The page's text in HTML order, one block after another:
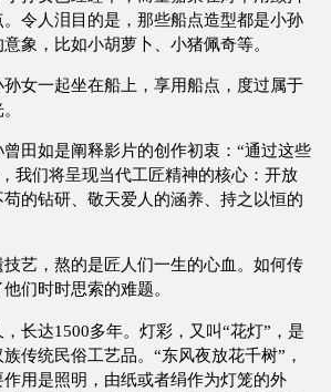
令人泪目的是，那些船点造型都是小孙
象，比如小胡萝卜、小猪佩奇等。
女一起坐在船上，享用船点，度过属于
曾田如是阐释影片的创作初衷：“通过这些
我们将呈现当代工匠精神的核心：开放
的钻研、敬天爱人的涵养、持之以恒的
艺，熬的是匠人们一生的心血。如何传
们时时思索的难题。
长达1500多年。灯彩，又叫“花灯”，是
传统民俗工艺品。“东风夜放花千树”，
用是照明，由纸或者绢作为灯笼的外